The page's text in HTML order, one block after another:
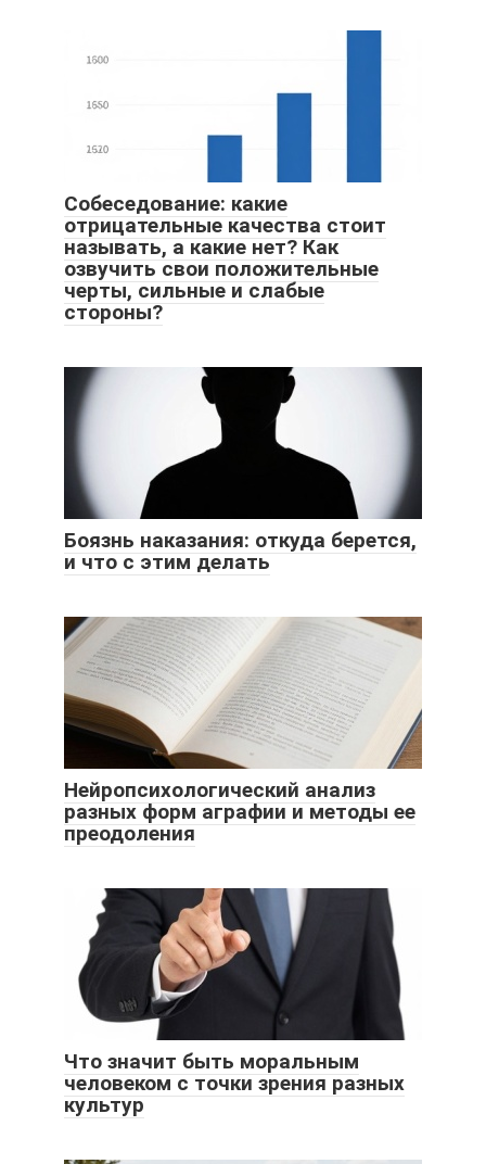
Собеседование: какие
отрицательные качества стоит
называть, а какие нет? Как
озвучить свои положительные
черты, сильные и слабые
стороны?
Боязнь наказания: откуда берется,
и что с этим делать
Нейропсихологический анализ
разных форм аграфии и методы ее
преодоления
Что значит быть моральным
человеком с точки зрения разных
культур